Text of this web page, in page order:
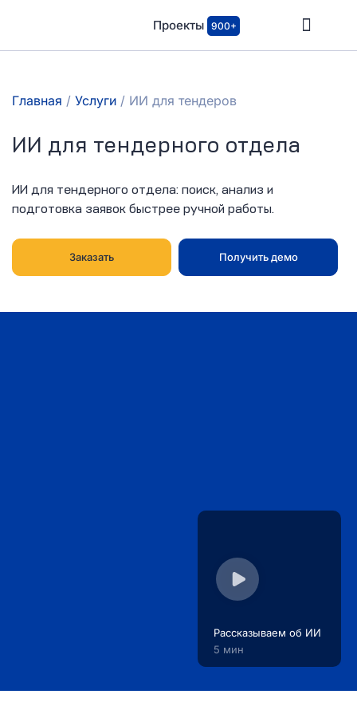
Проекты 900+
Главная / Услуги / ИИ для тендеров
ИИ для тендерного отдела
ИИ для тендерного отдела: поиск, анализ и
подготовка заявок быстрее ручной работы.
Заказать Получить демо
Рассказываем об ИИ
5 мин